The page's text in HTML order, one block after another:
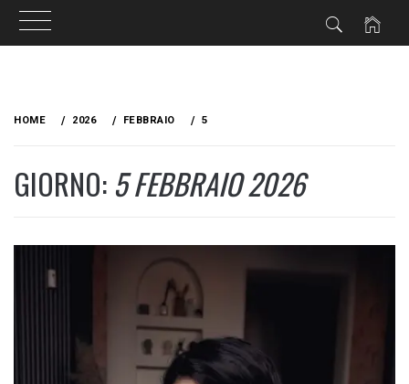
HOME 2026 FEBBRAIO 5
GIORNO: 5 FEBBRAIO 2026